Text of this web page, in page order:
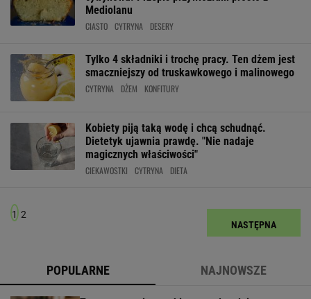
Mediolanu
CIASTO CYTRYNA DESERY
Tylko 4 składniki i trochę pracy. Ten dżem jest
smaczniejszy od truskawkowego i malinowego
CYTRYNA DŻEM KONFITURY
Kobiety piją taką wodę i chcą schudnąć.
Dietetyk ujawnia prawdę. "Nie nadaje
magicznych właściwości"
CIEKAWOSTKI CYTRYNA DIETA
1 2
NASTĘPNA
POPULARNE NAJNOWSZE